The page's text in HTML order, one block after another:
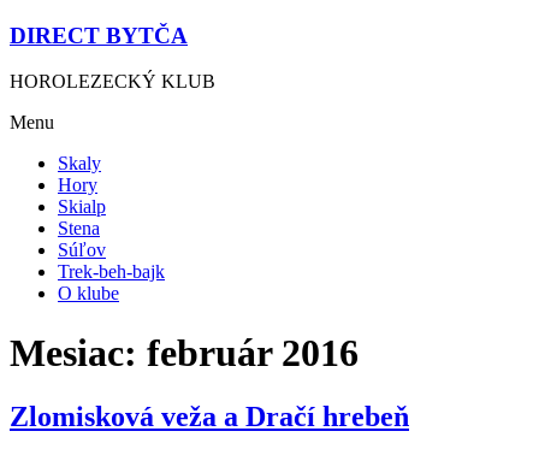
DIRECT BYTČA
HOROLEZECKÝ KLUB
Menu
Skaly
Hory
Skialp
Stena
Súľov
Trek-beh-bajk
O klube
Mesiac: február 2016
Zlomisková veža a Dračí hrebeň